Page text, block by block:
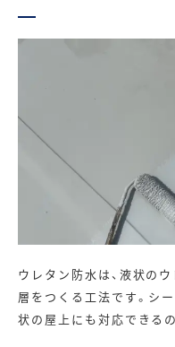
ウレタン防水は、液状の
層をつくる工法です。シ
状の屋上にも対応できる